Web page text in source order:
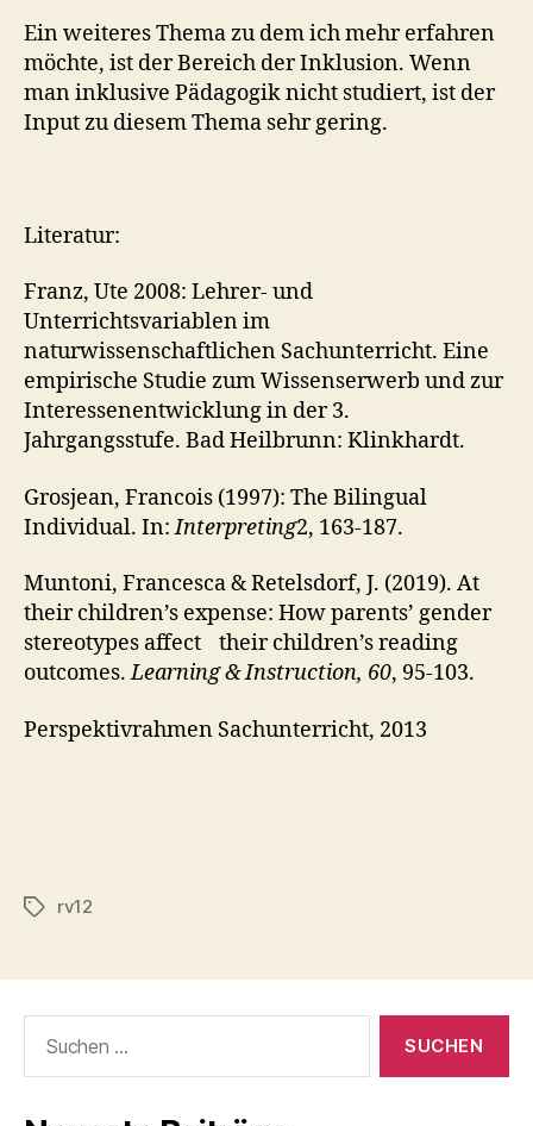
Ein weiteres Thema zu dem ich mehr erfahren
möchte, ist der Bereich der Inklusion. Wenn
man inklusive Pädagogik nicht studiert, ist der
Input zu diesem Thema sehr gering.
Literatur:
Franz, Ute 2008: Lehrer- und
Unterrichtsvariablen im
naturwissenschaftlichen Sachunterricht. Eine
empirische Studie zum Wissenserwerb und zur
Interessenentwicklung in der 3.
Jahrgangsstufe. Bad Heilbrunn: Klinkhardt.
Grosjean, Francois (1997): The Bilingual
Individual. In:Interpreting2, 163‐187.
Muntoni, Francesca & Retelsdorf, J. (2019). At
their children’s expense: How parents’ gender
stereotypes affect their children’s reading
outcomes.Learning & Instruction, 60, 95-103.
Perspektivrahmen Sachunterricht, 2013
Schlagwörter
rv12
nach: